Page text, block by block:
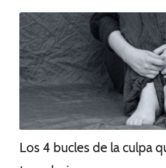
Los 4 bucles de la culpa